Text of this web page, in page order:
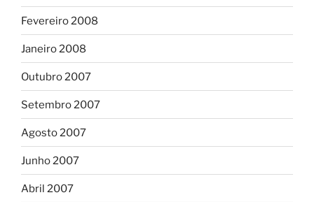
Fevereiro 2008
Janeiro 2008
Outubro 2007
Setembro 2007
Agosto 2007
Junho 2007
Abril 2007